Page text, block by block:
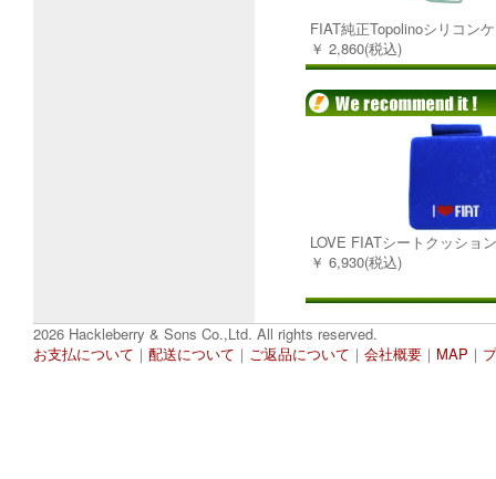
FIAT純正Topolinoシリコン
￥ 2,860(税込)
LOVE FIATシートクッショ
￥ 6,930(税込)
2026 Hackleberry & Sons Co.,Ltd. All rights reserved.
お支払について ｜ 配送について ｜ ご返品について ｜ 会社概要 ｜ MAP ｜